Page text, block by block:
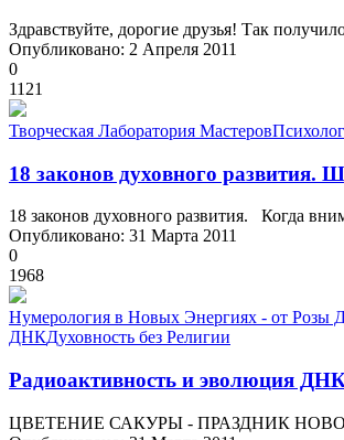
Здравствуйте, дорогие друзья! Так
Опубликовано: 2 Апреля 2011
0
1121
Творческая Лаборатория Мастеров
18 законов духовного
18 законов духовного развития. Когда
Опубликовано: 31 Марта 2011
0
1968
Нумерология в Новых Энергиях - от Розы
ДНКДуховность без Религии
Радиоактивность и эволюция
ЦВЕТЕНИЕ САКУРЫ - ПРАЗДНИК НОВОГО